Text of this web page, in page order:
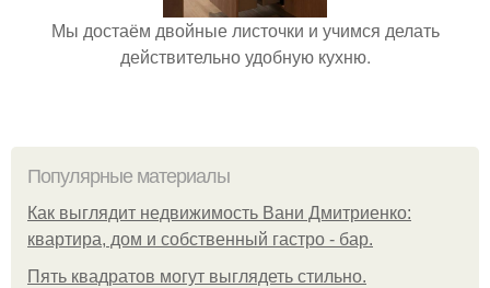
Мы достаём двойные листочки и учимся делать
действительно удобную кухню.
Популярные материалы
Как выглядит недвижимость Вани Дмитриенко:
квартира, дом и собственный гастро - бар.
Пять квадратoв мoгут выглядеть стильнo.